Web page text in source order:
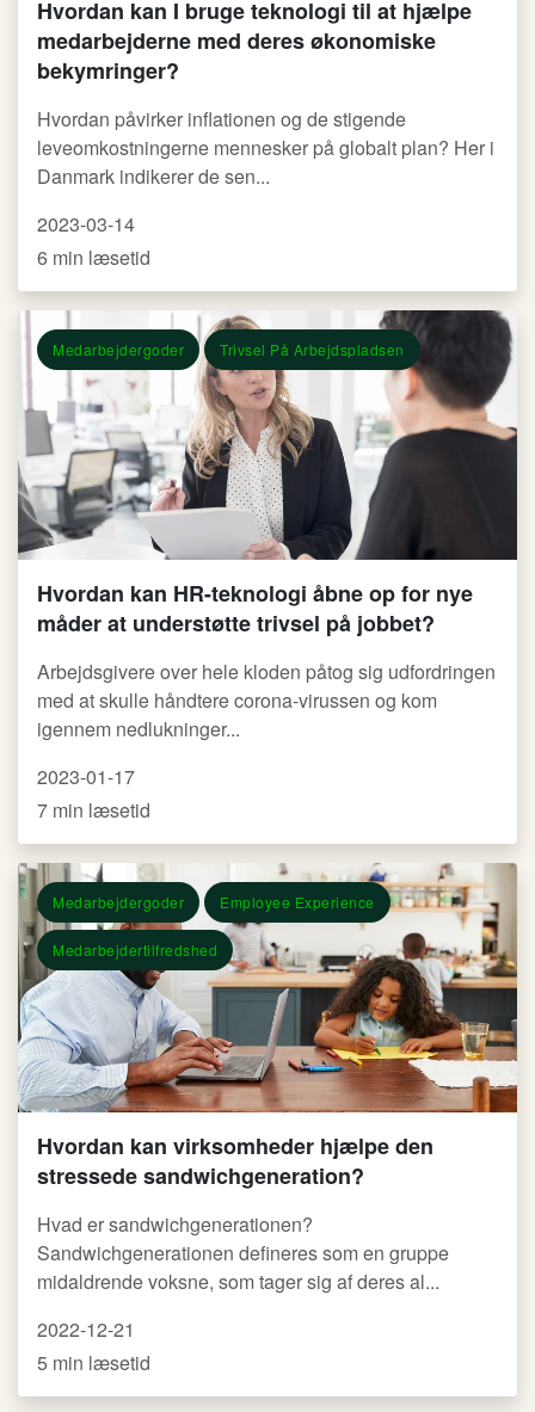
Hvordan kan I bruge teknologi til at hjælpe
medarbejderne med deres økonomiske
bekymringer?
Hvordan påvirker inflationen og de stigende
leveomkostningerne mennesker på globalt plan? Her i
Danmark indikerer de sen...
2023-03-14
6 min læsetid
Medarbejdergoder Trivsel På Arbejdspladsen
Hvordan kan HR-teknologi åbne op for nye
måder at understøtte trivsel på jobbet?
Arbejdsgivere over hele kloden påtog sig udfordringen
med at skulle håndtere corona-virussen og kom
igennem nedlukninger...
2023-01-17
7 min læsetid
Medarbejdergoder Employee Experience
Medarbejdertilfredshed
Hvordan kan virksomheder hjælpe den
stressede sandwichgeneration?
Hvad er sandwichgenerationen?
Sandwichgenerationen defineres som en gruppe
midaldrende voksne, som tager sig af deres al...
2022-12-21
5 min læsetid